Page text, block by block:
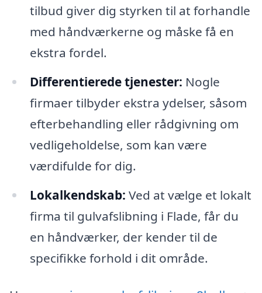
tilbud giver dig styrken til at forhandle
med håndværkerne og måske få en
ekstra fordel.
Differentierede tjenester: Nogle
firmaer tilbyder ekstra ydelser, såsom
efterbehandling eller rådgivning om
vedligeholdelse, som kan være
værdifulde for dig.
Lokalkendskab: Ved at vælge et lokalt
firma til gulvafslibning i Flade, får du
en håndværker, der kender til de
specifikke forhold i dit område.